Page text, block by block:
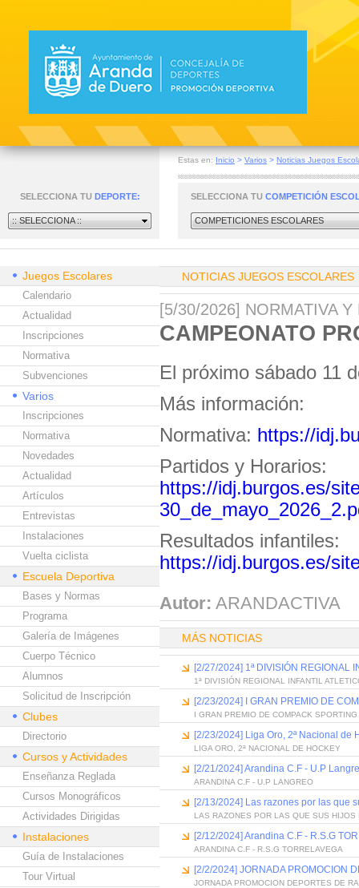
Estas en: Inicio > Varios > Noticias Juegos
SELECCIONA TU DEPORTE:
:: SELECCIONA ::
SELECCIONA TU COMPETICIÓN
COMPETICIONES ESCOLARES
Juegos Escolares
Calendario
Actualidad
Inscripciones
Normativa
Subvenciones
Varios
Inscripciones
Normativa
Novedades
Actualidad
Artículos
Entrevistas
Instalaciones
Vuelta ciclista
Escuela Deportiva
Bases y Normas
Programa
Galería de Imágenes
Cuerpo Técnico
Alumnos
Solicitud de Inscripción
Clubes
Directorio
Cursos y Actividades
Enseñanza Reglada
Cursos Monográficos
Actividades Dirigidas
Instalaciones
Guía de Instalaciones
Tour Virtual
NOTICIAS JUEGOS ESCOLARES
[5/30/2026] NORMATIVA
CAMPEONATO
El próximo sábado 11
Más información:
Normativa: https://
Partidos y Horarios:
https://idj.burgos.es/
Resultados infantiles:
https://idj.burgos.es/
Autor: ARANDACTIVA
MÁS NOTICIAS
[2/27/2024] 1ª DIVISIÓN REGIONAL
1ª DIVISIÓN REGIONAL INFANTIL
[2/23/2024] I GRAN PREMIO DE
I GRAN PREMIO DE COMPACK SPORTING
[2/23/2024] Liga Oro, 2ª Nacional de
LIGA ORO, 2ª NACIONAL DE HOCKEY
[2/21/2024] Arandina C.F - U.P
ARANDINA C.F - U.P LANGREO
[2/13/2024] Las razones por las que
LAS RAZONES POR LAS QUE SUS HIJOS
[2/12/2024] Arandina C.F - R.S.G
ARANDINA C.F - R.S.G TORRELAVEGA
[2/2/2024] JORNADA PROMOCION
JORNADA PROMOCION DEPORTES DE